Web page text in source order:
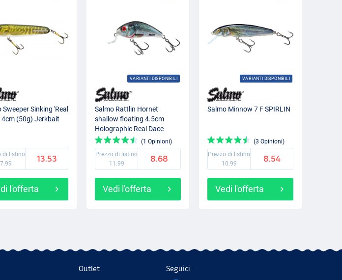
Sweeper Sinking 'Real
(50g) Jerkbait
di listino
13.53
l'offerta
VARIANTI DISPONIBILI
Salmo Rattlin Hornet
shallow floating 4.5cm
Holographic Real Dace
(1 Opinioni)
Prezzo di listino
11.99
8.68
Vedi l'offerta
VARIANTI DISPONIBILI
Salmo Minnow 7 F SPIRLIN
(3 Opinioni)
Prezzo di listino
10.99
8.54
Vedi l'offerta
Outlet Seguici